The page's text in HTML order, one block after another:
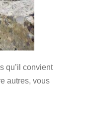
qu’il convient
autres, vous